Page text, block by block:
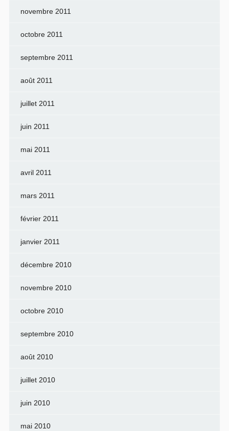
novembre 2011
octobre 2011
septembre 2011
août 2011
juillet 2011
juin 2011
mai 2011
avril 2011
mars 2011
février 2011
janvier 2011
décembre 2010
novembre 2010
octobre 2010
septembre 2010
août 2010
juillet 2010
juin 2010
mai 2010